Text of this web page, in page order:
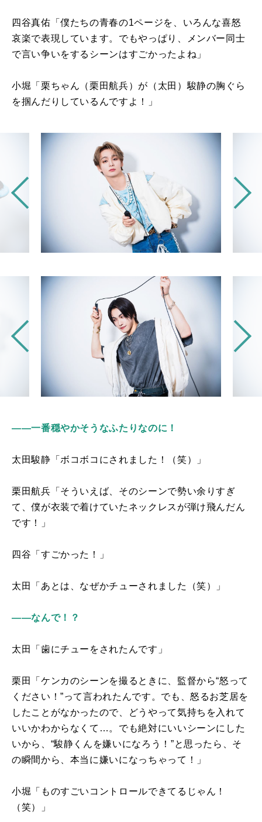
四谷真佑「僕たちの青春の1ページを、いろんな喜怒
哀楽で表現しています。でもやっぱり、メンバー同士
で言い争いをするシーンはすごかったよね」
小堀「栗ちゃん（栗田航兵）が（太田）駿静の胸ぐら
を掴んだりしているんですよ！」
――一番穏やかそうなふたりなのに！
太田駿静「ボコボコにされました！（笑）」
栗田航兵 「そういえば、そのシーンで勢い余りすぎ
て、僕が衣装で着けていたネックレスが弾け飛んだん
です！」
四谷「すごかった！」
太田「あとは、なぜかチューされました（笑）」
――なんで！？
太田「歯にチューをされたんです」
栗田「ケンカのシーンを撮るときに、監督から“怒って
ください！”って言われたんです。でも、怒るお芝居を
したことがなかったので、どうやって気持ちを入れて
いいかわからなくて…。でも絶対にいいシーンにした
いから、“駿静くんを嫌いになろう！”と思ったら、そ
の瞬間から、本当に嫌いになっちゃって！」
小堀「ものすごいコントロールできてるじゃん！
（笑）」